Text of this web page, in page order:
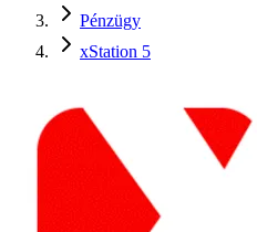
Pénzügy
xStation 5